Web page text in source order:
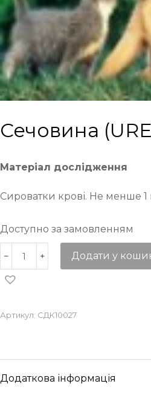
Сечовина
Матеріал дослідження
Сироватки крові. Не менше 1
Доступно за замовленням
Додати у
Артикул: СДК10027
Додаткова інформація